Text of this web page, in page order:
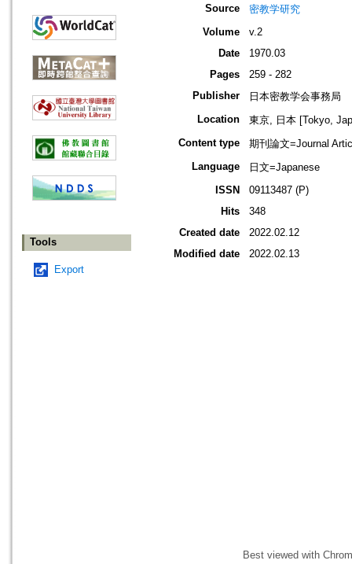
Tools
Export
Source
密教学研究
Volume
v.2
Date
1970.03
Pages
259 - 282
Publisher
日本密教学会事務局
Location
東京, 日本 [Tokyo,
Content type
期刊論文=Journal
Language
日文=Japanese
ISSN
09113487 (P)
Hits
348
Created date
2022.02.12
Modified date
2022.02.13
Best viewed with